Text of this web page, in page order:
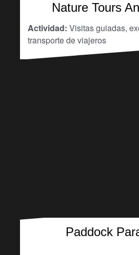
Nature Tours
Actividad: Visitas guiadas,
transporte de viajeros
Paddock